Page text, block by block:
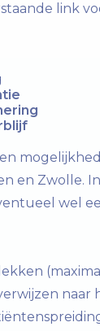
link
en Zwolle.
wel
naar